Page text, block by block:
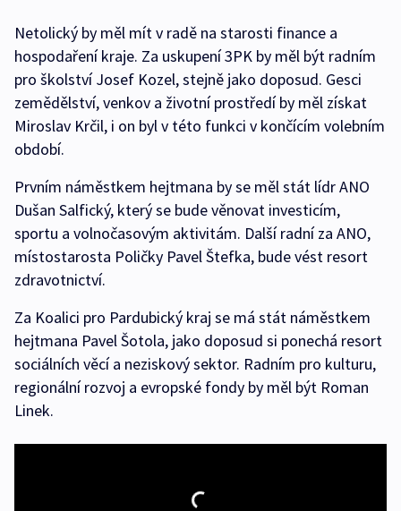
Netolický by měl mít v radě na starosti finance a
hospodaření kraje. Za uskupení 3PK by měl být radním
pro školství Josef Kozel, stejně jako doposud. Gesci
zemědělství, venkov a životní prostředí by měl získat
Miroslav Krčil, i on byl v této funkci v končícím volebním
období.
Prvním náměstkem hejtmana by se měl stát lídr ANO
Dušan Salfický, který se bude věnovat investicím,
sportu a volnočasovým aktivitám. Další radní za ANO,
místostarosta Poličky Pavel Štefka, bude vést resort
zdravotnictví.
Za Koalici pro Pardubický kraj se má stát náměstkem
hejtmana Pavel Šotola, jako doposud si ponechá resort
sociálních věcí a neziskový sektor. Radním pro kulturu,
regionální rozvoj a evropské fondy by měl být Roman
Linek.